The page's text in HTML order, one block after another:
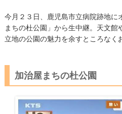
今月２３日、鹿児島市立病院跡地に
まちの杜公園」から生中継。天文
立地の公園の魅力を余すところなく
加治屋まちの杜公園